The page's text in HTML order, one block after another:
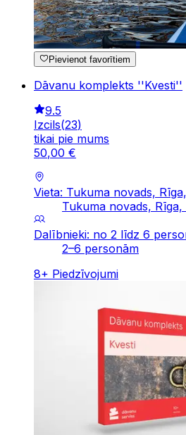
Pievienot favorītiem
Dāvanu komplekts ''Kvesti''
9.5
Izcils(23)
tikai pie mums
50,00 €
Vieta: Tukuma novads,
Tukuma novads, Rīga,
Dalībnieki: no 2 līdz 6
2–6 personām
8+ Piedzīvojumi